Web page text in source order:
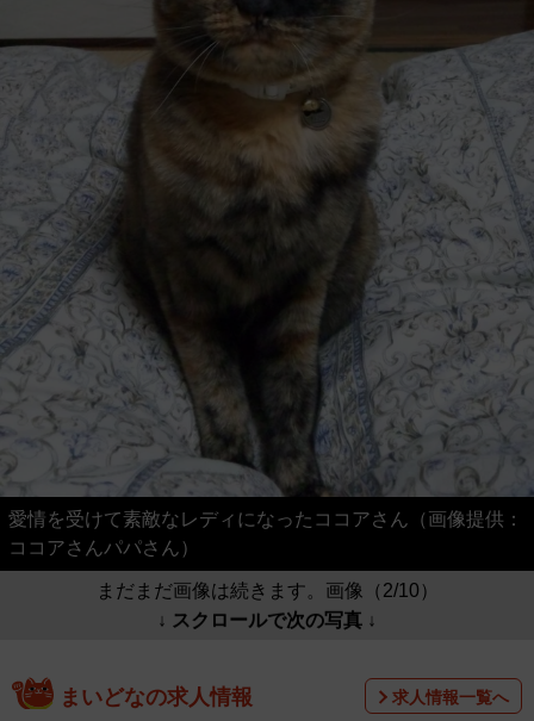
愛情を受けて素敵なレディになったココアさん（画像提供：
ココアさんパパさん）
まだまだ画像は続きます。画像（2/10）
↓ スクロールで次の写真 ↓
まいどなの求人情報 求人情報一覧へ